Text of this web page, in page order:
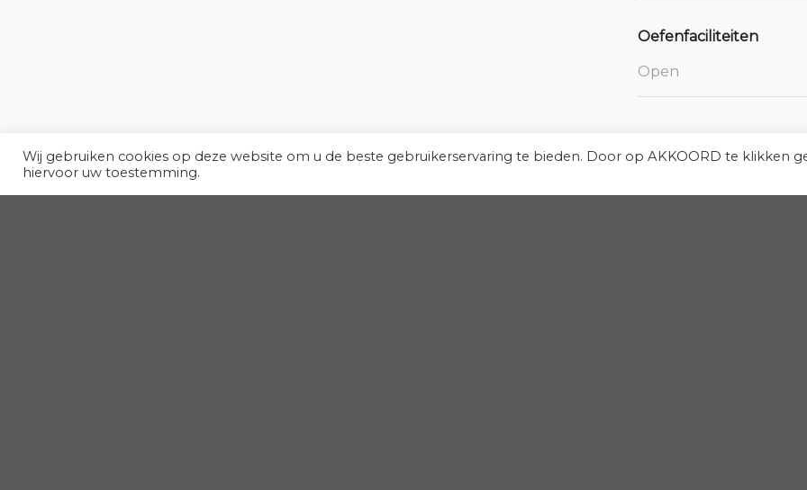
Oefenfaciliteiten
Open
Wij gebruiken cookies op deze website om u de beste gebruikerservaring te bieden. Door op AKKOORD te klikken
hiervoor uw toestemming.